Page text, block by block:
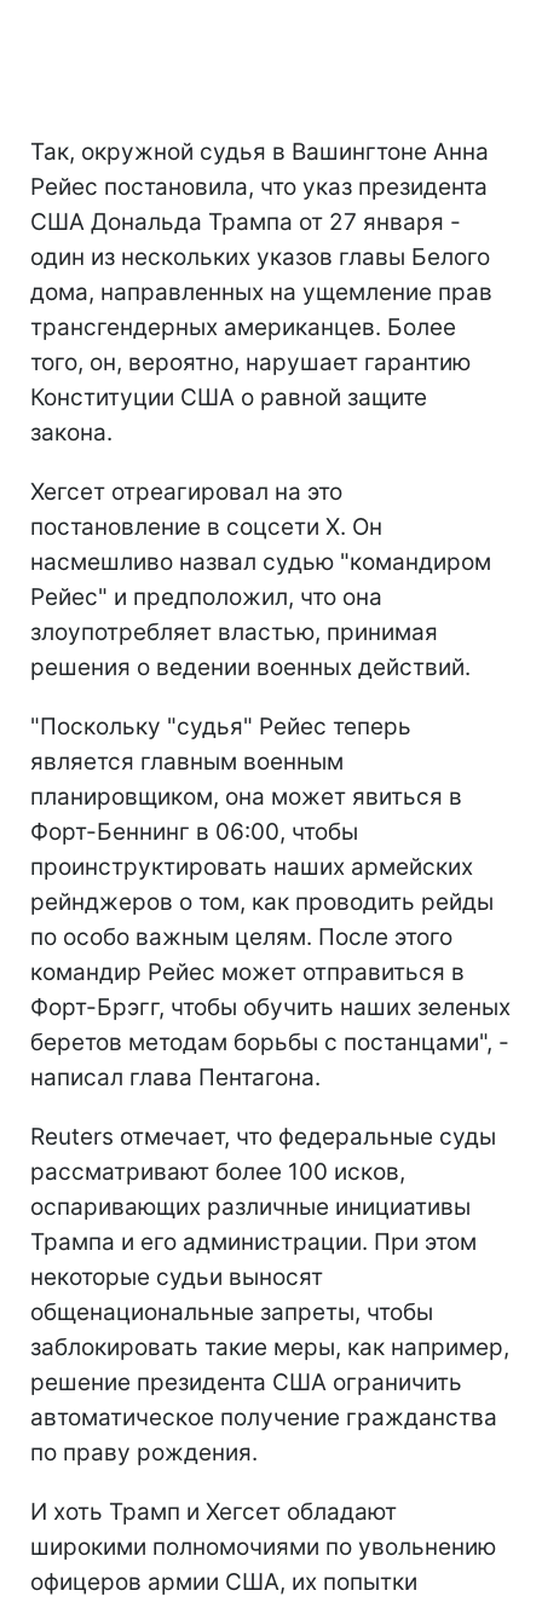
Так, окружной судья в Вашингтоне Анна
Рейес постановила, что указ президента
США Дональда Трампа от 27 января -
один из нескольких указов главы Белого
дома, направленных на ущемление прав
трансгендерных американцев. Более
того, он, вероятно, нарушает гарантию
Конституции США о равной защите
закона.
Хегсет отреагировал на это
постановление в соцсети Х. Он
насмешливо назвал судью "командиром
Рейес" и предположил, что она
злоупотребляет властью, принимая
решения о ведении военных действий.
"Поскольку "судья" Рейес теперь
является главным военным
планировщиком, она может явиться в
Форт-Беннинг в 06:00, чтобы
проинструктировать наших армейских
рейнджеров о том, как проводить рейды
по особо важным целям. После этого
командир Рейес может отправиться в
Форт-Брэгг, чтобы обучить наших зеленых
беретов методам борьбы с постанцами", -
написал глава Пентагона.
Reuters отмечает, что федеральные суды
рассматривают более 100 исков,
оспаривающих различные инициативы
Трампа и его администрации. При этом
некоторые судьи выносят
общенациональные запреты, чтобы
заблокировать такие меры, как например,
решение президента США ограничить
автоматическое получение гражданства
по праву рождения.
И хоть Трамп и Хегсет обладают
широкими полномочиями по увольнению
офицеров армии США, их попытки